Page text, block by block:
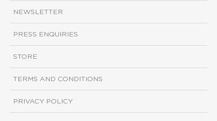
NEWSLETTER
PRESS ENQUIRIES
STORE
TERMS AND CONDITIONS
PRIVACY POLICY